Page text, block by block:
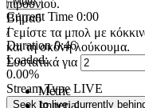
Current Time 0:00
/
Duration0:46
Loaded:
0.00%
Stream TypeLIVE
Seek to live, currently
πιρουνιού.
Βήμα6
Γεμίστε τα μπολ με
και τη σκόνη λούκουμα.
Συστατικά για
Metric